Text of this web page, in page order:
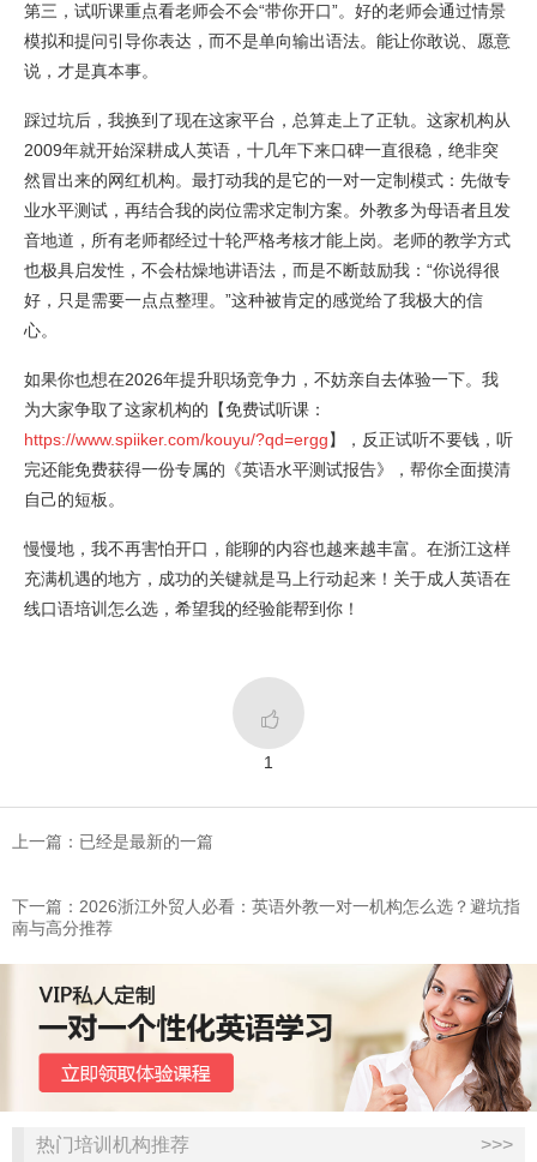
第三，试听课重点看老师会不会“带你开口”。好的老师会通过情景
模拟和提问引导你表达，而不是单向输出语法。能让你敢说、愿意
说，才是真本事。
踩过坑后，我换到了现在这家平台，总算走上了正轨。这家机构从
2009年就开始深耕成人英语，十几年下来口碑一直很稳，绝非突
然冒出来的网红机构。最打动我的是它的一对一定制模式：先做专
业水平测试，再结合我的岗位需求定制方案。外教多为母语者且发
音地道，所有老师都经过十轮严格考核才能上岗。老师的教学方式
也极具启发性，不会枯燥地讲语法，而是不断鼓励我：“你说得很
好，只是需要一点点整理。”这种被肯定的感觉给了我极大的信
心。
如果你也想在2026年提升职场竞争力，不妨亲自去体验一下。我
为大家争取了这家机构的【免费试听课：
https://www.spiiker.com/kouyu/?qd=ergg】，反正试听不要钱，听
完还能免费获得一份专属的《英语水平测试报告》，帮你全面摸清
自己的短板。
慢慢地，我不再害怕开口，能聊的内容也越来越丰富。在浙江这样
充满机遇的地方，成功的关键就是马上行动起来！关于成人英语在
线口语培训怎么选，希望我的经验能帮到你！

1
上一篇：已经是最新的一篇
下一篇：2026浙江外贸人必看：英语外教一对一机构怎么选？避坑指
南与高分推荐
热门培训机构推荐 >>>